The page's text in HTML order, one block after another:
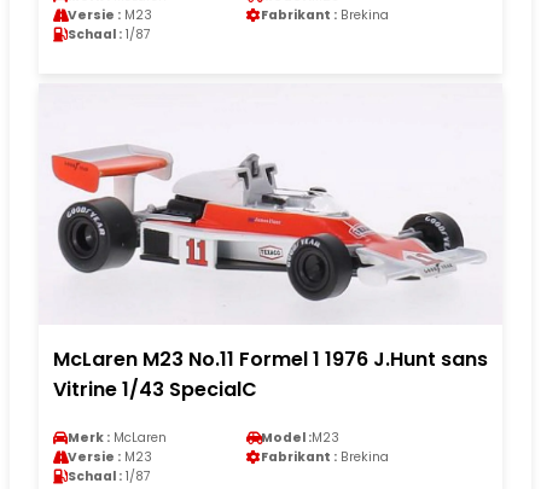
Versie : M23 Fabrikant : Brekina
Schaal : 1/87
McLaren M23 No.11 Formel 1 1976 J.Hunt sans
Vitrine 1/43 SpecialC
Merk : McLaren Model :M23
Versie : M23 Fabrikant : Brekina
Schaal : 1/87